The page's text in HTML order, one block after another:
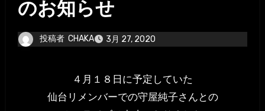
のお知らせ
投稿者 CHAKA 3月 27, 2020
４月１８日に予定していた
仙台リメンバーでの守屋純子さんとの